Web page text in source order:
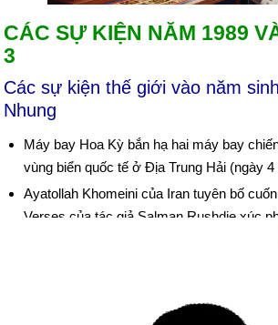
CÁC SỰ KIỆN NĂM 1989
3
Các sự kiện thế giới vào năm
Nhung
Máy bay Hoa Kỳ bắn hạ hai máy bay
vùng biển quốc tế ở Địa Trung Hải (ngày 4
Ayatollah Khomeini của Iran tuyên bố
Verses của tác giả Salman Rushdie xúc
dân chủ (ngày 19 tháng 4 và tiếp theo).